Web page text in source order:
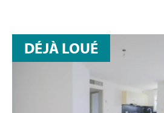
DÉJÀ LOUÉ